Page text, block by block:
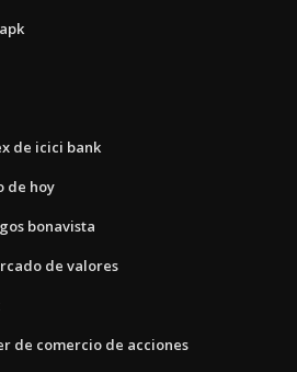
de icici bank
de hoy
bonavista
de valores
de comercio de acciones